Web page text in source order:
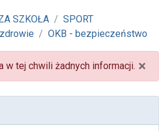
SZKOŁA
SPORT
OKB - bezpieczeństwo
×
w tej chwili żadnych informacji.